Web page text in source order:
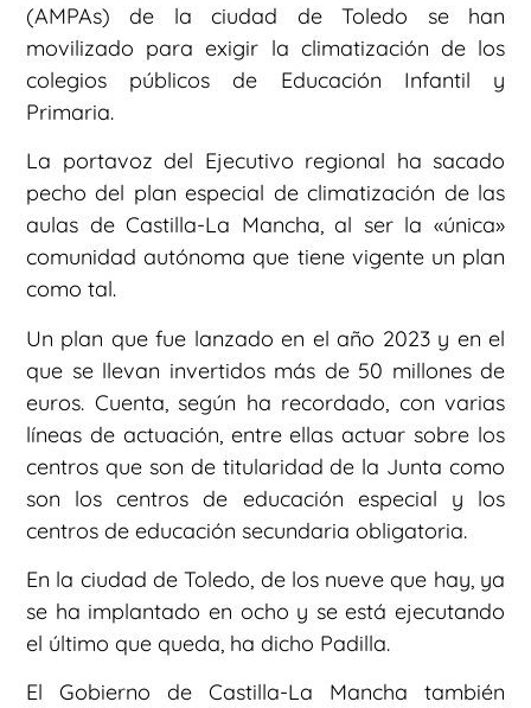
(AMPAs) de la ciudad de Toledo se han
movilizado para exigir la climatización de los
colegios públicos de Educación Infantil y
Primaria.
La portavoz del Ejecutivo regional ha sacado
pecho del plan especial de climatización de las
aulas de Castilla-La Mancha, al ser la «única»
comunidad autónoma que tiene vigente un plan
como tal.
Un plan que fue lanzado en el año 2023 y en el
que se llevan invertidos más de 50 millones de
euros. Cuenta, según ha recordado, con varias
líneas de actuación, entre ellas actuar sobre los
centros que son de titularidad de la Junta como
son los centros de educación especial y los
centros de educación secundaria obligatoria.
En la ciudad de Toledo, de los nueve que hay, ya
se ha implantado en ocho y se está ejecutando
el último que queda, ha dicho Padilla.
El Gobierno de Castilla-La Mancha también